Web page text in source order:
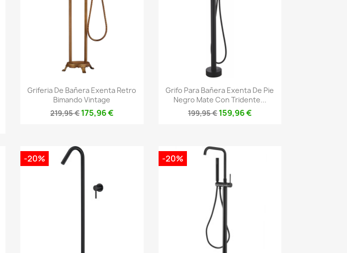
 Vista rápida
Griferia De Bañera Exenta Retro
Bimando Vintage
219,95 €175,96 €
Vista rápida
Grifo Para Bañera Exenta De Pie
Negro Mate Con Tridente...
199,95 €159,96 €
-20% -20%